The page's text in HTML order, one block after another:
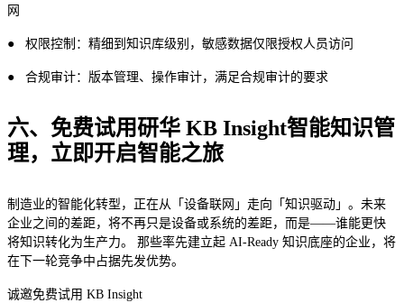
网
● 权限控制：精细到知识库级别，敏感数据仅限授权人员访问
● 合规审计：版本管理、操作审计，满足合规审计的要求
六、免费试用研华 KB Insight智能知识管
理，立即开启智能之旅
制造业的智能化转型，正在从「设备联网」走向「知识驱动」。未来
企业之间的差距，将不再只是设备或系统的差距，而是——谁能更快
将知识转化为生产力。 那些率先建立起 AI-Ready 知识底座的企业，将
在下一轮竞争中占据先发优势。
诚邀免费试用 KB Insight